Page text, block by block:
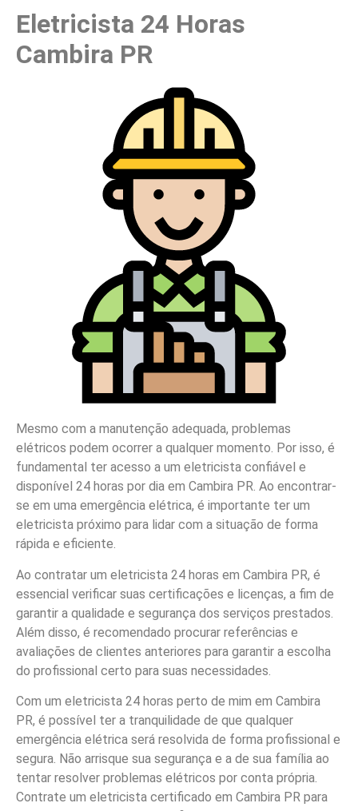
Eletricista 24 Horas
Cambira PR
Mesmo com a manutenção adequada, problemas
elétricos podem ocorrer a qualquer momento. Por isso, é
fundamental ter acesso a um eletricista confiável e
disponível 24 horas por dia em Cambira PR. Ao encontrar-
se em uma emergência elétrica, é importante ter um
eletricista próximo para lidar com a situação de forma
rápida e eficiente.
Ao contratar um eletricista 24 horas em Cambira PR, é
essencial verificar suas certificações e licenças, a fim de
garantir a qualidade e segurança dos serviços prestados.
Além disso, é recomendado procurar referências e
avaliações de clientes anteriores para garantir a escolha
do profissional certo para suas necessidades.
Com um eletricista 24 horas perto de mim em Cambira
PR, é possível ter a tranquilidade de que qualquer
emergência elétrica será resolvida de forma profissional e
segura. Não arrisque sua segurança e a de sua família ao
tentar resolver problemas elétricos por conta própria.
Contrate um eletricista certificado em Cambira PR para